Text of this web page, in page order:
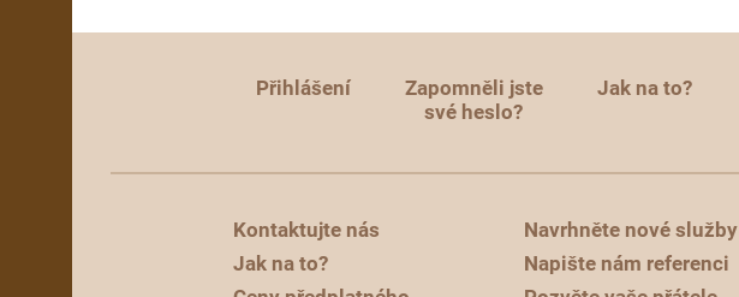
Přihlášení
Zapomněli jste
své heslo?
Jak na to?
Kontaktujte nás
Jak na to?
Navrhněte nové služby
Napište nám referenci